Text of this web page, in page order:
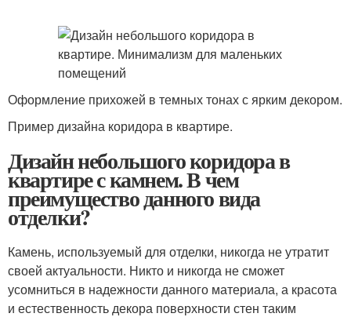
Оформление прихожей в темных тонах с ярким декором.
Пример дизайна коридора в квартире.
Дизайн небольшого коридора в
квартире с камнем. В чем
преимущество данного вида
отделки?
Камень, используемый для отделки, никогда не утратит
своей актуальности. Никто и никогда не сможет
усомниться в надежности данного материала, а красота
и естественность декора поверхности стен таким